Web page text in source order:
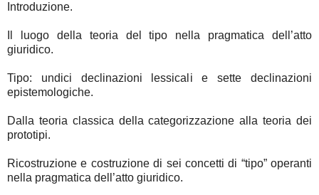
Introduzione.
Il luogo della teoria del tipo nella pragmatica dell’atto
giuridico.
Tipo: undici declinazioni lessicali e sette declinazioni
epistemologiche.
Dalla teoria classica della categorizzazione alla teoria dei
prototipi.
Ricostruzione e costruzione di sei concetti di “tipo” operanti
nella pragmatica dell’atto giuridico.